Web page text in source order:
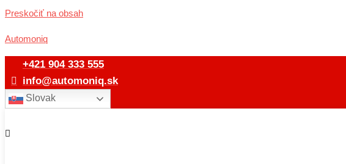
Preskočiť na obsah
Automoniq
+421 904 333 555
info@automoniq.sk
Slovak